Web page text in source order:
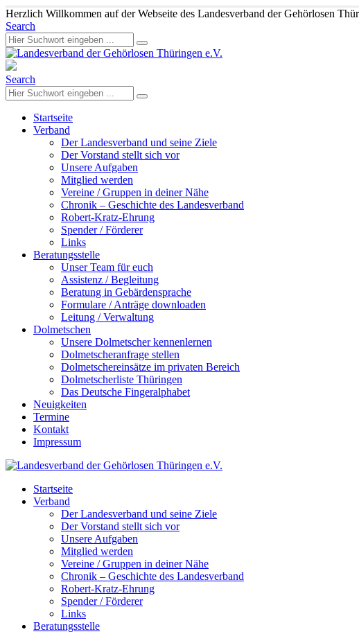
Herzlich Willkommen auf der Webseite des Landesverband der Gehörlosen
Search
Search
Startseite
Verband
Der Landesverband und seine Ziele
Der Vorstand stellt sich vor
Unsere Aufgaben
Mitglied werden
Vereine / Gruppen in deiner Nähe
Chronik – Geschichte des Landesverband
Robert-Kratz-Ehrung
Spender / Förderer
Links
Beratungsstelle
Unser Team für euch
Assistenz / Begleitung
Beratung in Gebärdensprache
Formulare / Anträge downloaden
Leitung / Verwaltung
Dolmetschen
Unsere Dolmetscher kennenlernen
Dolmetscheranfrage stellen
Dolmetschereinsätze im privaten Bereich
Dolmetscherliste Thüringen
Das Deutsche Fingeralphabet
Neuigkeiten
Termine
Kontakt
Impressum
Startseite
Verband
Der Landesverband und seine Ziele
Der Vorstand stellt sich vor
Unsere Aufgaben
Mitglied werden
Vereine / Gruppen in deiner Nähe
Chronik – Geschichte des Landesverband
Robert-Kratz-Ehrung
Spender / Förderer
Links
Beratungsstelle